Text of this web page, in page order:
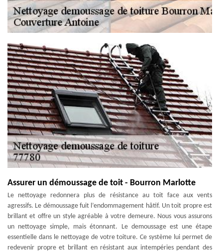
Assurer un démoussage de toit - Bourron Marlotte
Le nettoyage redonnera plus de résistance au toit face aux vents
agressifs. Le démoussage fuit l’endommagement hâtif. Un toit propre est
brillant et offre un style agréable à votre demeure. Nous vous assurons
un nettoyage simple, mais étonnant. Le demoussage est une étape
essentielle dans le nettoyage de votre toiture. Ce système lui permet de
redevenir propre et brillant en résistant aux intempéries pendant des